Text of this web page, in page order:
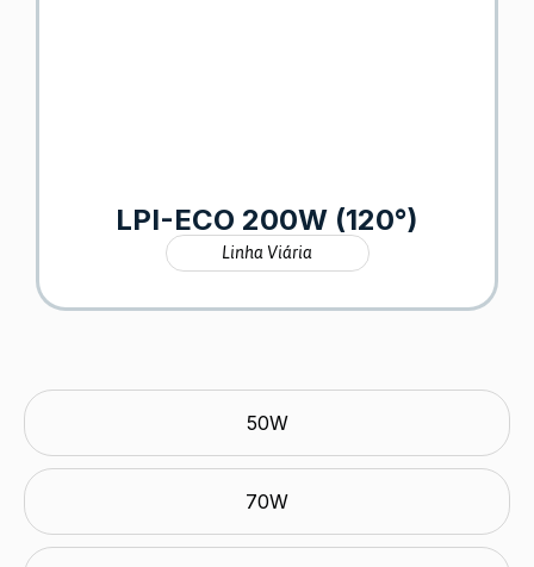
50W
70W
LPI-ECO 200W (120°)
Linha Viária